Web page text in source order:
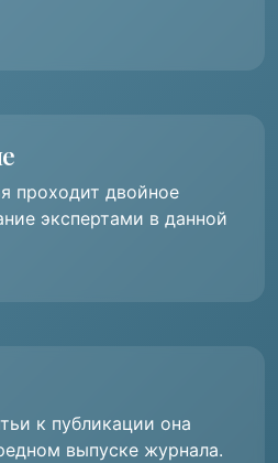
проходит двойное
экспертами в данной
к публикации она
выпуске журнала.